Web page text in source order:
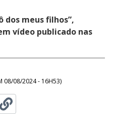
dos meus filhos”,
vídeo publicado nas
08/08/2024 - 16H53)